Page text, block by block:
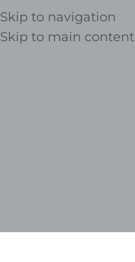
Skip to navigation
Skip to main content